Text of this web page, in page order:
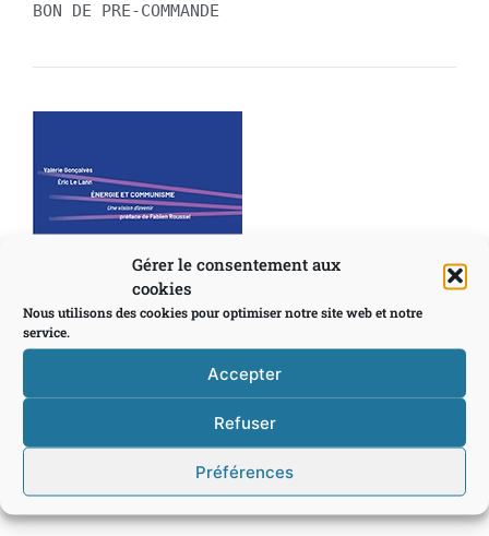
Gérer le consentement aux
cookies
Nous utilisons des cookies pour optimiser notre site web et notre
service.
Accepter
Refuser
Préférences
BON DE PRE-COMMANDE